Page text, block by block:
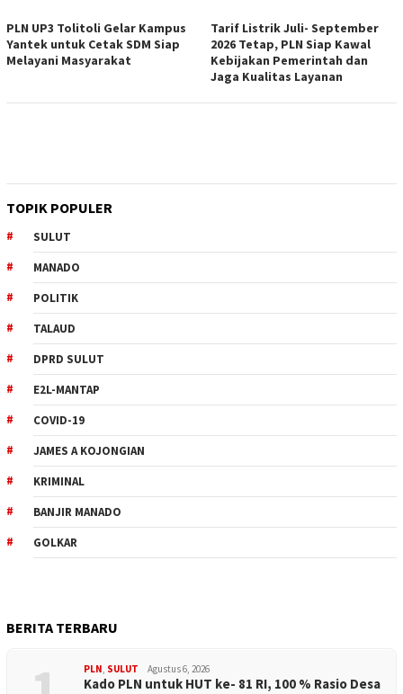
PLN UP3 Tolitoli Gelar Kampus
Yantek untuk Cetak SDM Siap
Melayani Masyarakat
Tarif Listrik Juli- September
2026 Tetap, PLN Siap Kawal
Kebijakan Pemerintah dan
Jaga Kualitas Layanan
TOPIK POPULER
SULUT
MANADO
POLITIK
TALAUD
DPRD SULUT
E2L-MANTAP
COVID-19
JAMES A KOJONGIAN
KRIMINAL
BANJIR MANADO
GOLKAR
BERITA TERBARU
PLN, SULUT Agustus 6, 2026
Kado PLN untuk HUT ke- 81 RI, 100 % Rasio Desa